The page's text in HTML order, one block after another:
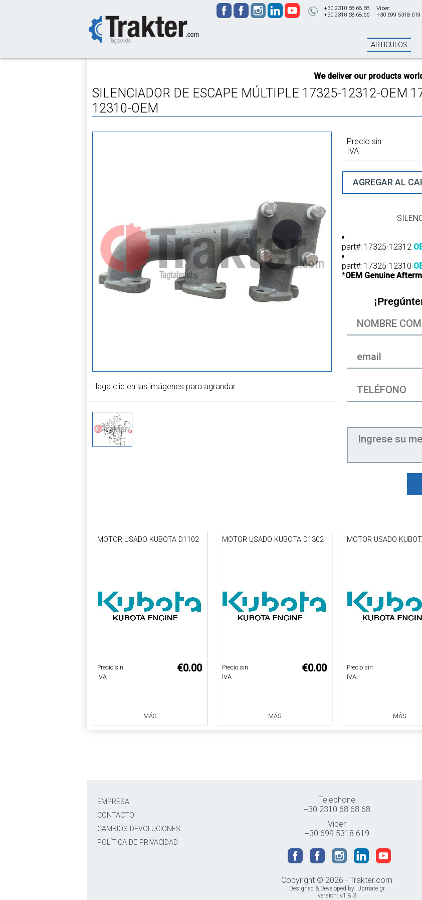
+30 2310 68.68.68
+30 2310 68.68.66
Viber:
+30 699 5318 619
ARTICULOS
We deliver our products
SILENCIADOR DE ESCAPE MÚLTIPLE 17325-12312-OEM
12310-OEM
Haga clic en las imágenes para agrandar
Precio sin
IVA
AGREGAR AL
part#: 17325-12312
part#: 17325-12310
*OEM Genuine
MOTOR USADO KUBOTA D1102
Precio sin
IVA
€0.00
MÁS
MOTOR USADO KUBOTA D1302
Precio sin
IVA
€0.00
MÁS
MOTOR USADO
Precio sin
IVA
MÁS
EMPRESA
CONTACTO
CAMBIOS-DEVOLUCIONES
POLÍTICA DE PRIVACIDAD
Telephone
+30 2310 68.68.68
Viber
+30 699 5318 619
Copyright © 2026 - Trakter.com
Designed & Developed by: Upmate.gr
version: v1.8.3